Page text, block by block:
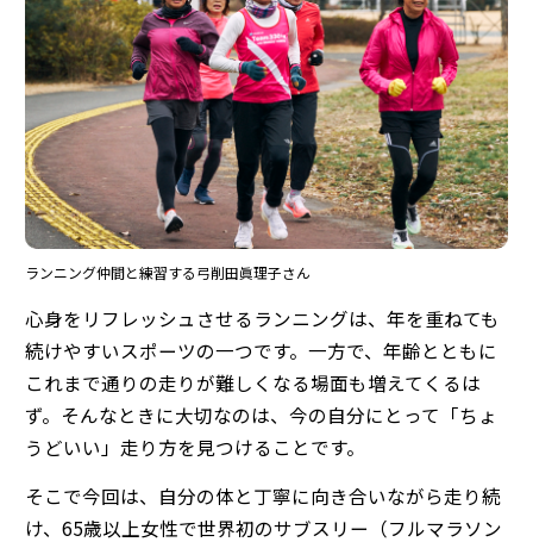
ランニング仲間と練習する弓削田眞理子さん
心身をリフレッシュさせるランニングは、年を重ねても
続けやすいスポーツの一つです。一方で、年齢とともに
これまで通りの走りが難しくなる場面も増えてくるは
ず。そんなときに大切なのは、今の自分にとって「ちょ
うどいい」走り方を見つけることです。
そこで今回は、自分の体と丁寧に向き合いながら走り続
け、65歳以上女性で世界初のサブスリー（フルマラソン